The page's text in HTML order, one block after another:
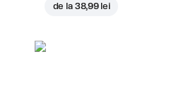
de la 38,99 lei